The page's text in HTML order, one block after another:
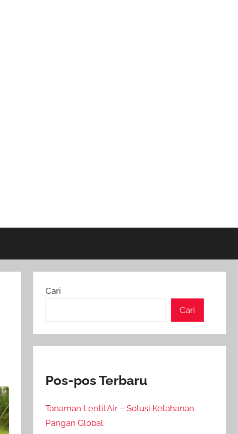
Cari
Cari
Pos-pos Terbaru
Tanaman Lentil Air – Solusi Ketahanan
Pangan Global